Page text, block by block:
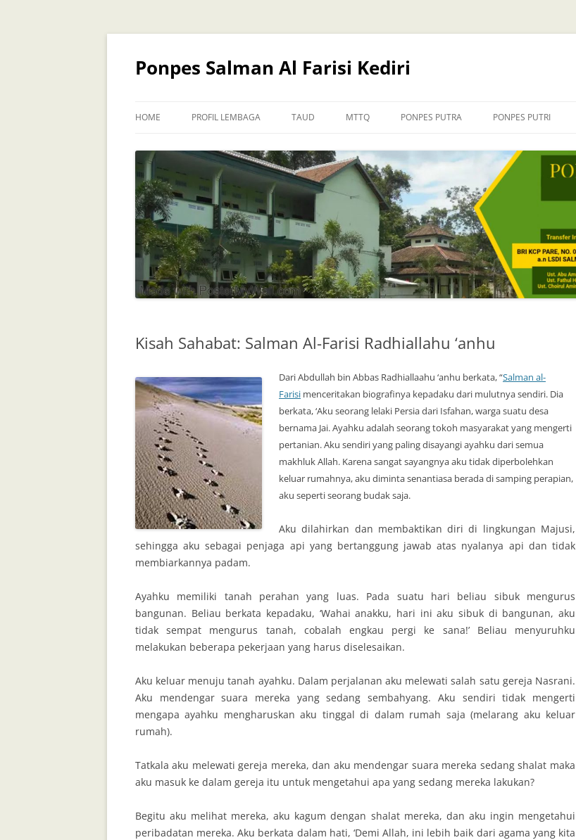
Skip
content
Ponpes Salman Al Farisi Kediri
HOME PROFIL LEMBAGA TAUD MTTQ PONPES PUTRA PONPES PUTRI
Kisah Sahabat: Salman Al-Farisi Radhiallahu ‘anhu
Dari Abdullah bin Abbas Radhiallaahu ‘anhu berkata, “Salman al-
Farisi menceritakan biografinya kepadaku dari mulutnya sendiri. Dia
berkata, ‘Aku seorang lelaki Persia dari Isfahan, warga suatu desa
bernama Jai. Ayahku adalah seorang tokoh masyarakat yang mengerti
pertanian. Aku sendiri yang paling disayangi ayahku dari semua
makhluk Allah. Karena sangat sayangnya aku tidak diperbolehkan
keluar rumahnya, aku diminta senantiasa berada di samping perapian,
aku seperti seorang budak saja.
Aku dilahirkan dan membaktikan diri di lingkungan Majusi,
sehingga aku sebagai penjaga api yang bertanggung jawab atas nyalanya api dan tidak
membiarkannya padam.
Ayahku memiliki tanah perahan yang luas. Pada suatu hari beliau sibuk mengurus
bangunan. Beliau berkata kepadaku, ‘Wahai anakku, hari ini aku sibuk di bangunan, aku
tidak sempat mengurus tanah, cobalah engkau pergi ke sana!’ Beliau menyuruhku
melakukan beberapa pekerjaan yang harus diselesaikan.
Aku keluar menuju tanah ayahku. Dalam perjalanan aku melewati salah satu gereja Nasrani.
Aku mendengar suara mereka yang sedang sembahyang. Aku sendiri tidak mengerti
mengapa ayahku mengharuskan aku tinggal di dalam rumah saja (melarang aku keluar
rumah).
Tatkala aku melewati gereja mereka, dan aku mendengar suara mereka sedang shalat maka
aku masuk ke dalam gereja itu untuk mengetahui apa yang sedang mereka lakukan?
Begitu aku melihat mereka, aku kagum dengan shalat mereka, dan aku ingin mengetahui
peribadatan mereka. Aku berkata dalam hati, ‘Demi Allah, ini lebih baik dari agama yang kita